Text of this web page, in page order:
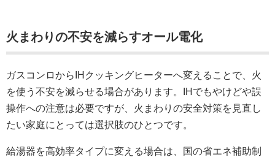
火まわりの不安を減らすオール電化
ガスコンロからIHクッキングヒーターへ変えることで、火
を使う不安を減らせる場合があります。IHでもやけどや誤
操作への注意は必要ですが、火まわりの安全対策を見直し
たい家庭にとっては選択肢のひとつです。
給湯器を高効率タイプに変える場合は、国の省エネ補助制